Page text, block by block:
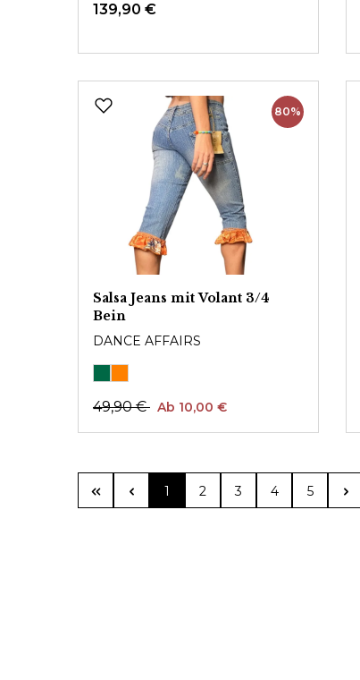
139,90 €
80%
Salsa Jeans mit Volant 3/4
Bein
DANCE AFFAIRS
49,90 € Ab 10,00 €
Seite
1 Seite
2 Seite
3 Seite
4 Seite
5